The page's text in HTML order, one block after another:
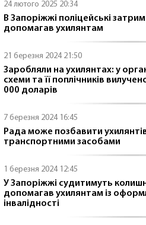
24 лютого 2025 20:34
В Запоріжжі поліцейські
допомагав ухилянтам
21 березня 2024 21:50
Заробляли на ухилянтах: у
схеми та її поплічників
000 доларів
7 березня 2024 16:45
Рада може позбавити
транспортними засобами
1 березня 2024 12:45
У Запоріжжі судитимуть
допомагав ухилянтам із
інвалідності